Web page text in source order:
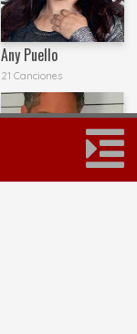
Any Puello
21 Canciones